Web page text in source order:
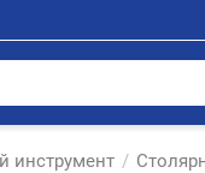
инструмент /